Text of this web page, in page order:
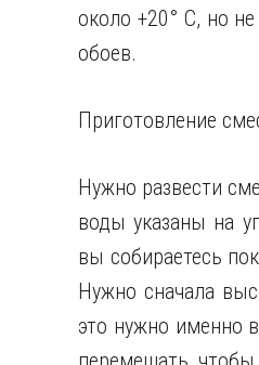
около +20° C, но
обоев.
Приготовление
Нужно развести
воды указаны на
вы собираетесь
Нужно сначала
это нужно именно